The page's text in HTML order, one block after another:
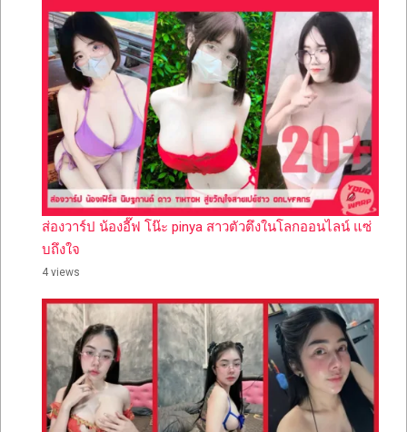
ส่องวาร์ป น้องอี๊ฟ โน๊ะ pinya สาวตัวตึงในโลกออนไลน์ แซ่
บถึงใจ
4 views